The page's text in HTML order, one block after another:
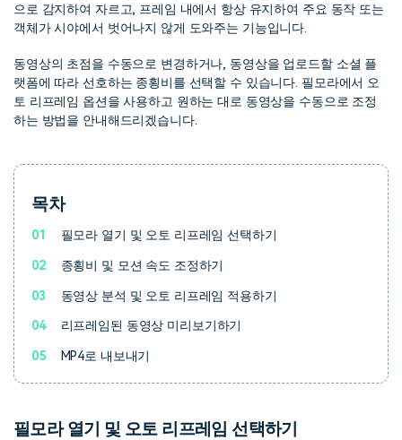
검색
으로 감지하여 자르고, 프레임 내에서 항상 유지하여 주요 동작 또는
객체가 시야에서 벗어나지 않게 도와주는 기능입니다.
동영상의 초점을 수동으로 변경하거나, 동영상을 업로드할 소셜 플
랫폼에 따라 선호하는 종횡비를 선택할 수 있습니다. 필모라에서 오
토 리프레임 옵션을 사용하고 원하는 대로 동영상을 수동으로 조정
하는 방법을 안내해드리겠습니다.
목차
01 필모라 열기 및 오토 리프레임 선택하기
02 종횡비 및 모션 속도 조정하기
03 동영상 분석 및 오토 리프레임 적용하기
04 리프레임된 동영상 미리보기하기
05 MP4로 내보내기
필모라 열기 및 오토 리프레임 선택하기